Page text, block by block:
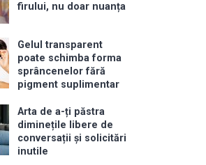
firului, nu doar nuanța
Gelul transparent
poate schimba forma
sprâncenelor fără
pigment suplimentar
Arta de a-ți păstra
diminețile libere de
conversații și solicitări
inutile